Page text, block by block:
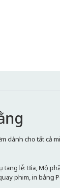
dành cho tất cả
tang lễ: Bia, Mộ
phim, in bảng